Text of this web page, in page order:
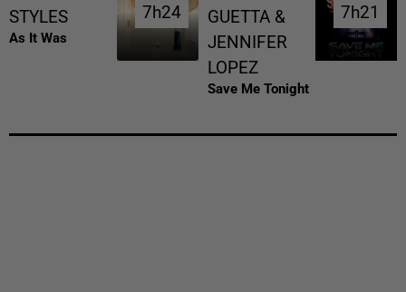
STYLES
As It Was
7h24
7h24
GUETTA &
JENNIFER
LOPEZ
Save Me Tonight
7h21
7h21